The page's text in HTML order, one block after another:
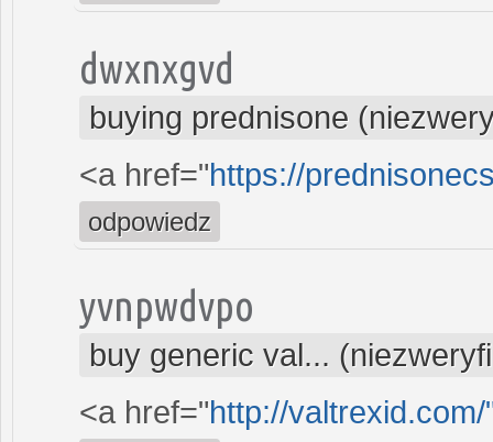
dwxnxgvd
buying prednisone
<a href="https://
odpowiedz
yvnpwdvpo
buy generic val...
<a href="http://